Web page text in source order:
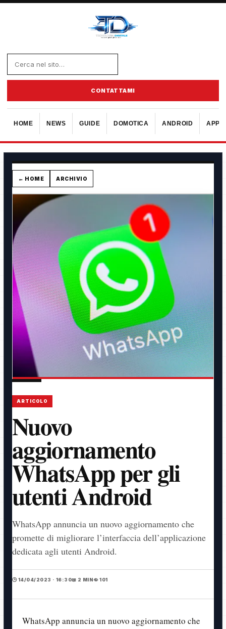
CONTATTAMI
HOME NEWS GUIDE DOMOTICA ANDROID
← HOME ARCHIVIO
ARTICOLO
Nuovo
aggiornamento
WhatsApp per gli
utenti Android
WhatsApp annuncia un nuovo aggiornamento che
promette di migliorare l’interfaccia dell’applicazione
dedicata agli utenti Android.
🕒 14/04/2023 · 16:30📖 2 MIN👁️ 101
WhatsApp annuncia un nuovo aggiornamento che